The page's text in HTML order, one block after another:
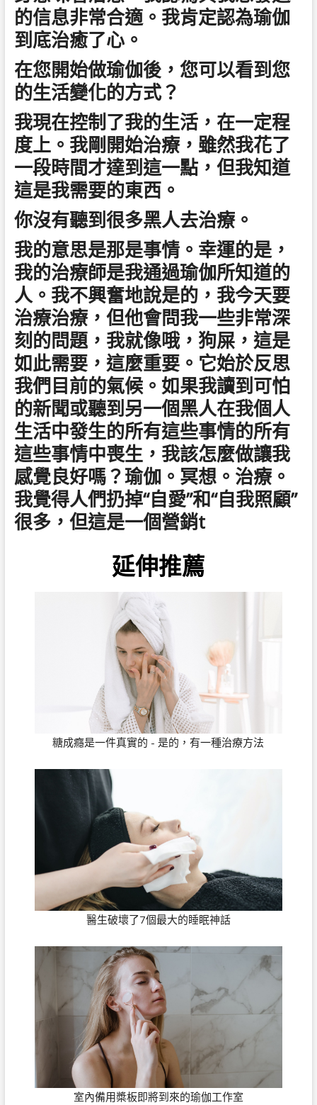
的信息非常合適。我肯定認為瑜伽
到底治癒了心。
在您開始做瑜伽後，您可以看到您
的生活變化的方式？
我現在控制了我的生活，在一定程
度上。我剛開始治療，雖然我花了
一段時間才達到這一點，但我知道
這是我需要的東西。
你沒有聽到很多黑人去治療。
我的意思是那是事情。幸運的是，
我的治療師是我通過瑜伽所知道的
人。我不興奮地說是的，我今天要
治療治療，但他會問我一些非常深
刻的問題，我就像哦，狗屎，這是
如此需要，這麼重要。它始於反思
我們目前的氣候。如果我讀到可怕
的新聞或聽到另一個黑人在我個人
生活中發生的所有這些事情的所有
這些事情中喪生，我該怎麼做讓我
感覺良好嗎？瑜伽。冥想。治療。
我覺得人們扔掉“自愛”和“自我照顧”
很多，但這是一個營銷t
延伸推薦
糖成癮是一件真實的 - 是的，有一種治療方法
醫生破壞了7個最大的睡眠神話
室內備用槳板即將到來的瑜伽工作室